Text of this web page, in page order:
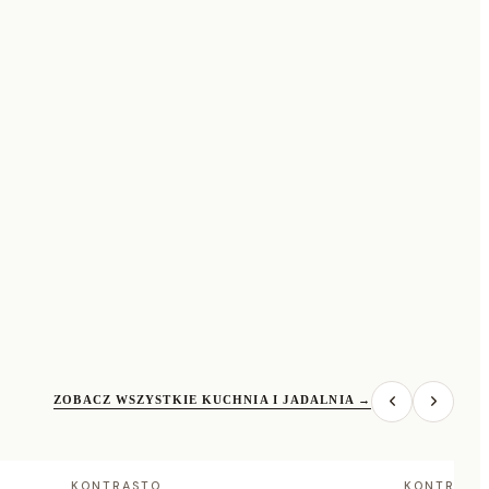
ZOBACZ WSZYSTKIE KUCHNIA I JADALNIA →
KONTRASTO